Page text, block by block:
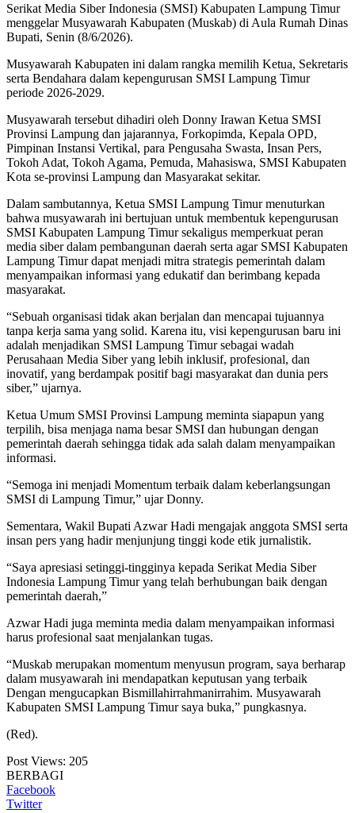
Serikat Media Siber Indonesia (SMSI) Kabupaten Lampung Timur
menggelar Musyawarah Kabupaten (Muskab) di Aula Rumah Dinas
Bupati, Senin (8/6/2026).
Musyawarah Kabupaten ini dalam rangka memilih Ketua, Sekretaris
serta Bendahara dalam kepengurusan SMSI Lampung Timur
periode 2026-2029.
Musyawarah tersebut dihadiri oleh Donny Irawan Ketua SMSI
Provinsi Lampung dan jajarannya, Forkopimda, Kepala OPD,
Pimpinan Instansi Vertikal, para Pengusaha Swasta, Insan Pers,
Tokoh Adat, Tokoh Agama, Pemuda, Mahasiswa, SMSI Kabupaten
Kota se-provinsi Lampung dan Masyarakat sekitar.
Dalam sambutannya, Ketua SMSI Lampung Timur menuturkan
bahwa musyawarah ini bertujuan untuk membentuk kepengurusan
SMSI Kabupaten Lampung Timur sekaligus memperkuat peran
media siber dalam pembangunan daerah serta agar SMSI Kabupaten
Lampung Timur dapat menjadi mitra strategis pemerintah dalam
menyampaikan informasi yang edukatif dan berimbang kepada
masyarakat.
“Sebuah organisasi tidak akan berjalan dan mencapai tujuannya
tanpa kerja sama yang solid. Karena itu, visi kepengurusan baru ini
adalah menjadikan SMSI Lampung Timur sebagai wadah
Perusahaan Media Siber yang lebih inklusif, profesional, dan
inovatif, yang berdampak positif bagi masyarakat dan dunia pers
siber,” ujarnya.
Ketua Umum SMSI Provinsi Lampung meminta siapapun yang
terpilih, bisa menjaga nama besar SMSI dan hubungan dengan
pemerintah daerah sehingga tidak ada salah dalam menyampaikan
informasi.
“Semoga ini menjadi Momentum terbaik dalam keberlangsungan
SMSI di Lampung Timur,” ujar Donny.
Sementara, Wakil Bupati Azwar Hadi mengajak anggota SMSI serta
insan pers yang hadir menjunjung tinggi kode etik jurnalistik.
“Saya apresiasi setinggi-tingginya kepada Serikat Media Siber
Indonesia Lampung Timur yang telah berhubungan baik dengan
pemerintah daerah,”
Azwar Hadi juga meminta media dalam menyampaikan informasi
harus profesional saat menjalankan tugas.
“Muskab merupakan momentum menyusun program, saya berharap
dalam musyawarah ini mendapatkan keputusan yang terbaik
Dengan mengucapkan Bismillahirrahmanirrahim. Musyawarah
Kabupaten SMSI Lampung Timur saya buka,” pungkasnya.
(Red).
Post Views: 205
BERBAGI
Facebook
Twitter